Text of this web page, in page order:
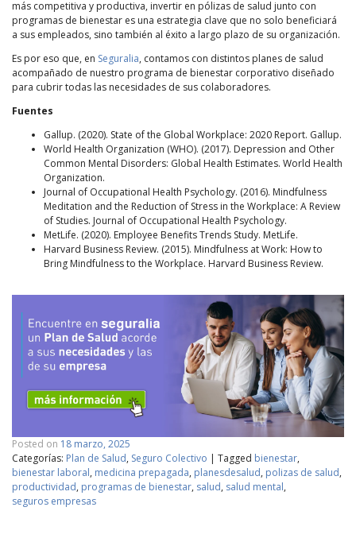
más competitiva y productiva, invertir en pólizas de salud junto con
programas de bienestar es una estrategia clave que no solo beneficiará
a sus empleados, sino también al éxito a largo plazo de su organización.
Es por eso que, en Seguralia, contamos con distintos planes de salud
acompañado de nuestro programa de bienestar corporativo diseñado
para cubrir todas las necesidades de sus colaboradores.
Fuentes
Gallup. (2020). State of the Global Workplace: 2020 Report. Gallup.
World Health Organization (WHO). (2017). Depression and Other
Common Mental Disorders: Global Health Estimates. World Health
Organization.
Journal of Occupational Health Psychology. (2016). Mindfulness
Meditation and the Reduction of Stress in the Workplace: A Review
of Studies. Journal of Occupational Health Psychology.
MetLife. (2020). Employee Benefits Trends Study. MetLife.
Harvard Business Review. (2015). Mindfulness at Work: How to
Bring Mindfulness to the Workplace. Harvard Business Review.
Posted on 18 marzo, 2025
Categorías: Plan de Salud, Seguro Colectivo | Tagged bienestar,
bienestar laboral, medicina prepagada, planesdesalud, polizas de salud,
productividad, programas de bienestar, salud, salud mental,
seguros empresas